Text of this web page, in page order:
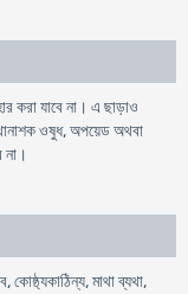
করা যাবে না। এ ছাড়াও
ওষুধ, অপয়েড অথবা
না।
কোষ্ঠ্যকাঠিন্য, মাথা ব্যথা,